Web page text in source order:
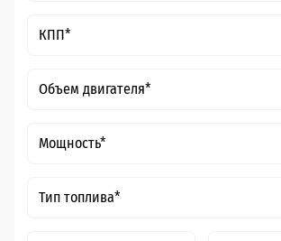
КПП*
Объем двигателя*
Мощность*
Тип топлива*